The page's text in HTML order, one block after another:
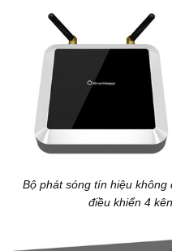
Bộ phát sóng tín hiệu
điều khiển 4